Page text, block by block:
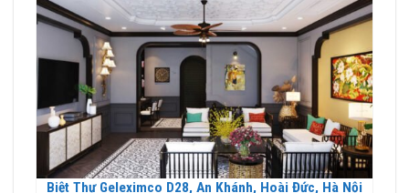
Biệt Thự Geleximco D28, An Khánh, Hoài Đức, Hà Nội